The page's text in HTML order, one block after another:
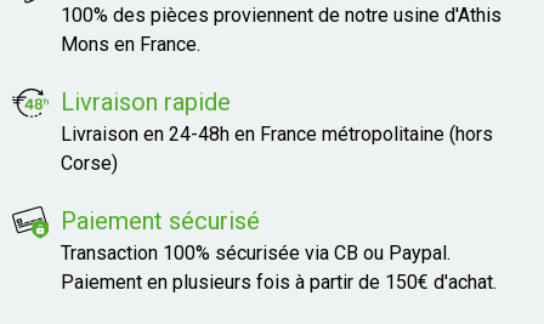
100% des pièces proviennent de notre usine d'Athis
Mons en France.
Livraison rapide
Livraison en 24-48h en France métropolitaine (hors
Corse)
Paiement sécurisé
Transaction 100% sécurisée via CB ou Paypal.
Paiement en plusieurs fois à partir de 150€ d'achat.